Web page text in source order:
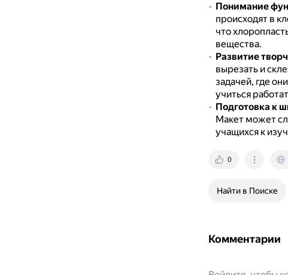
Понимание
происходят в
что
вещества.
Развитие
вырезать и
задачей, где
учиться
Подготовка к
Макет может
учащихся к
0
Найти в Поиске
Комментарии